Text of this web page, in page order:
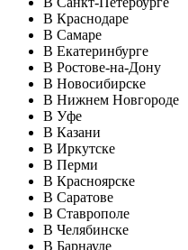
В Краснодаре
В Самаре
В Екатеринбурге
В Ростове-на-Дону
В Новосибирске
В Нижнем Новгороде
В Уфе
В Казани
В Иркутске
В Перми
В Красноярске
В Саратове
В Ставрополе
В Челябинске
В Барнауле